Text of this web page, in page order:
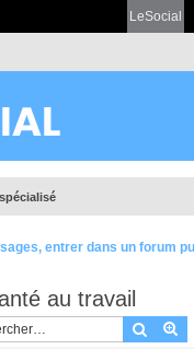
LeSocial
entrer dans un forum
au travail